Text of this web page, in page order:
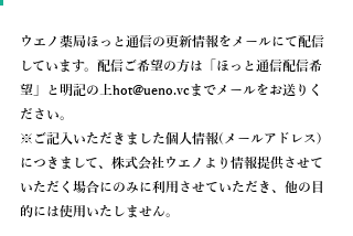
ウエノ薬局ほっと通信の更新情報をメールにて配信
しています。配信ご希望の方は「 ほっと通信配信希
望 」と明記の上hot@ueno.vcまでメールをお送りく
ださい。
※ご記入いただきました個人情報(メールアドレス)
につきまして、株式会社ウエノより情報提供させて
いただく場合にのみに利用させていただき、他の目
的には使用いたしません。